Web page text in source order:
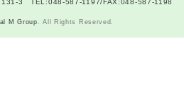
3 TEL:048-587-1197/FAX:048-587-1198
M Group. All Rights Reserved.